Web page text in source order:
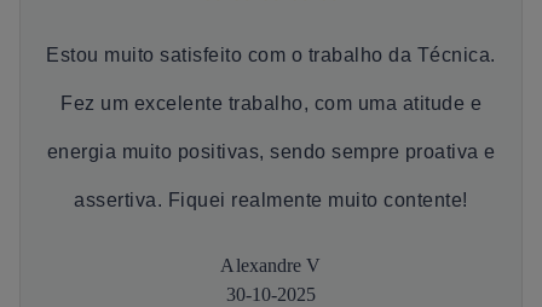
Estou muito satisfeito com o trabalho da Técnica.
Fez um excelente trabalho, com uma atitude e
energia muito positivas, sendo sempre proativa e
assertiva. Fiquei realmente muito contente!
Alexandre V
30-10-2025